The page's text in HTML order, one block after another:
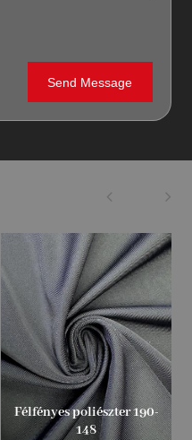
Félfényes poliészter 190-
148